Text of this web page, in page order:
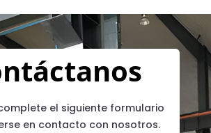
el siguiente formulario
en contacto con nosotros.